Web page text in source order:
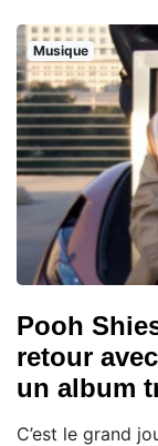
Musique
Pooh
retour
un album
C’est le grand